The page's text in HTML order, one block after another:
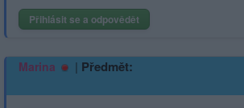
Přihlásit se a odpovědět
Marina | Předmět: